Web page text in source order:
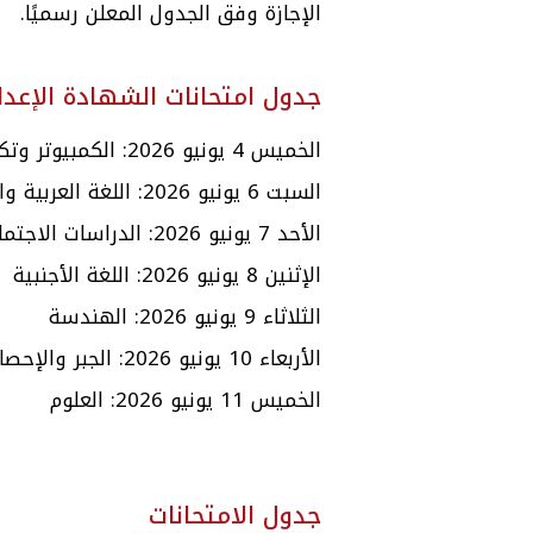
الإجازة وفق الجدول المعلن رسميًا.
جدول امتحانات الشهادة الإعدادية 2026
الخميس 4 يونيو 2026: الكمبيوتر وتكنولوجيا المعلومات + التربية الفنية
السبت 6 يونيو 2026: اللغة العربية والخط والإملاء
الأحد 7 يونيو 2026: الدراسات الاجتماعية + التربية الدينية
الإثنين 8 يونيو 2026: اللغة الأجنبية
الثلاثاء 9 يونيو 2026: الهندسة
الأربعاء 10 يونيو 2026: الجبر والإحصاء
الخميس 11 يونيو 2026: العلوم
جدول الامتحانات